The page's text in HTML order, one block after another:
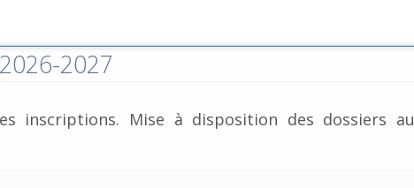
2027
inscriptions. Mise à disposition des dossiers au